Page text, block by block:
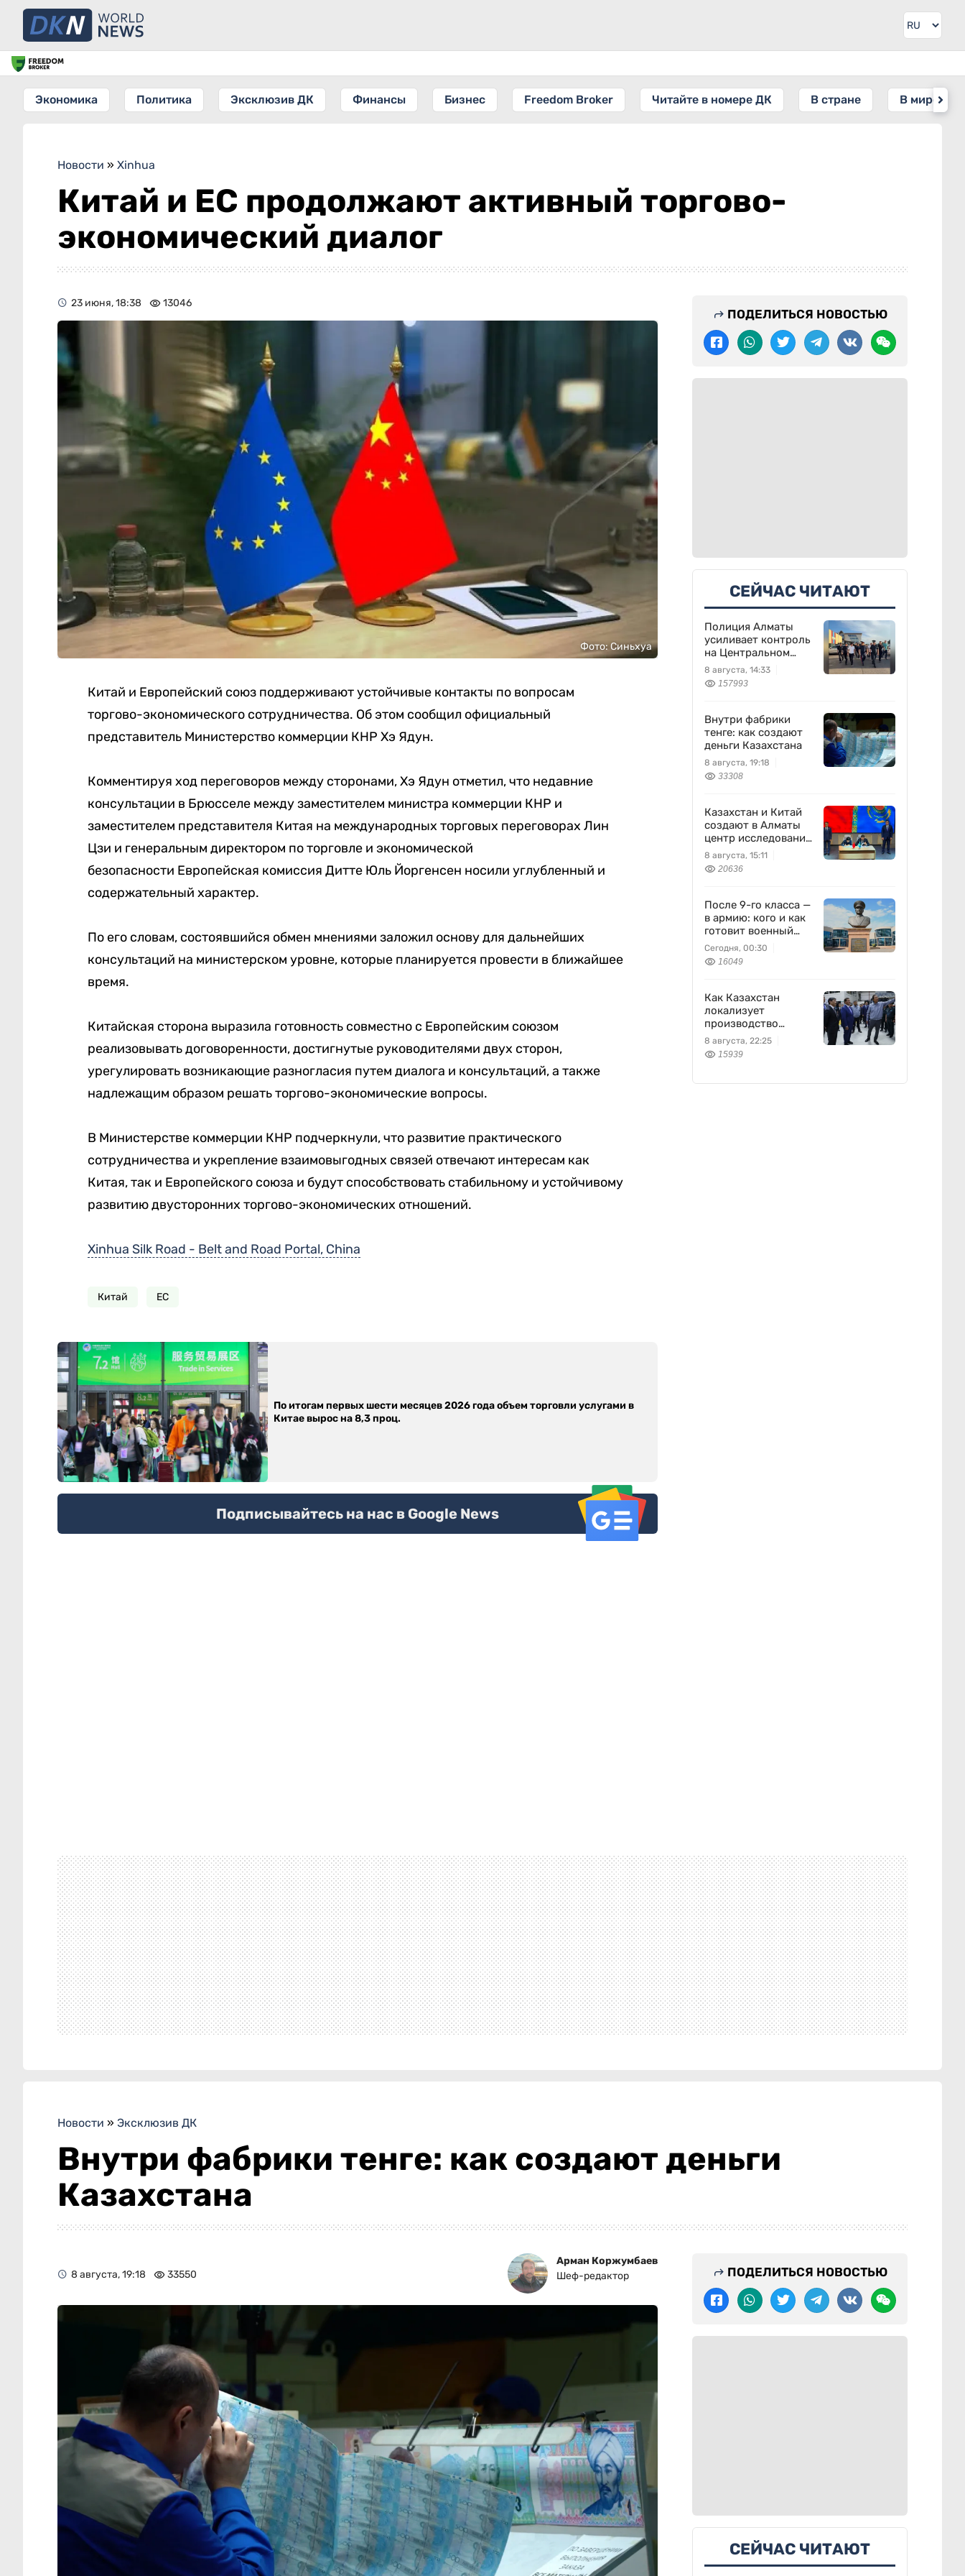
Экономика Политика Эксклюзив ДК Финансы Бизнес Freedom Broker Читайте в номере ДК В стране В мире
Новости » Xinhua
Китай и ЕС продолжают активный торгово-
экономический диалог
23 июня, 18:38 13046
Фото: Синьхуа
Китай и Европейский союз поддерживают устойчивые контакты по вопросам
торгово-экономического сотрудничества. Об этом сообщил официальный
представитель Министерство коммерции КНР Хэ Ядун.
Комментируя ход переговоров между сторонами, Хэ Ядун отметил, что недавние
консультации в Брюсселе между заместителем министра коммерции КНР и
заместителем представителя Китая на международных торговых переговорах Лин
Цзи и генеральным директором по торговле и экономической
безопасности Европейская комиссия Дитте Юль Йоргенсен носили углубленный и
содержательный характер.
По его словам, состоявшийся обмен мнениями заложил основу для дальнейших
консультаций на министерском уровне, которые планируется провести в ближайшее
время.
Китайская сторона выразила готовность совместно с Европейским союзом
реализовывать договоренности, достигнутые руководителями двух сторон,
урегулировать возникающие разногласия путем диалога и консультаций, а также
надлежащим образом решать торгово-экономические вопросы.
В Министерстве коммерции КНР подчеркнули, что развитие практического
сотрудничества и укрепление взаимовыгодных связей отвечают интересам как
Китая, так и Европейского союза и будут способствовать стабильному и устойчивому
развитию двусторонних торгово-экономических отношений.
Xinhua Silk Road - Belt and Road Portal, China
Китай ЕС
По итогам первых шести месяцев 2026 года объем торговли услугами в
Китае вырос на 8,3 проц.
Подписывайтесь на нас в Google News
ПОДЕЛИТЬСЯ НОВОСТЬЮ
СЕЙЧАС ЧИТАЮТ
Полиция Алматы
усиливает контроль
на Центральном
вещевом рынке
8 августа, 14:33
157993
Внутри фабрики
тенге: как создают
деньги Казахстана
8 августа, 19:18
33308
Казахстан и Китай
создают в Алматы
центр исследований
землетрясений
8 августа, 15:11
20636
После 9-го класса —
в армию: кого и как
готовит военный
колледж
Сегодня, 00:30
16049
Как Казахстан
локализует
производство
оборонной техники
8 августа, 22:25
15939
Новости » Эксклюзив ДК
Внутри фабрики тенге: как создают деньги
Казахстана
8 августа, 19:18 33550
Арман Коржумбаев
Шеф-редактор
ПОДЕЛИТЬСЯ НОВОСТЬЮ
СЕЙЧАС ЧИТАЮТ